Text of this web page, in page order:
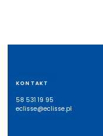
KONTAKT
58 531 19 95
eclisse@eclisse.pl